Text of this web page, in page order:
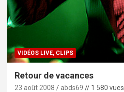
VIDÉOS LIVE, CLIPS
Retour de vacances
23 août 2008 abds69 // 1 580 vues